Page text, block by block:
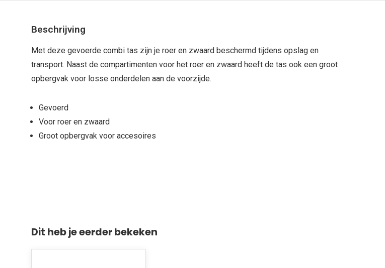
Beschrijving
Met deze gevoerde combi tas zijn je roer en zwaard beschermd tijdens opslag en
transport. Naast de compartimenten voor het roer en zwaard heeft de tas ook een groot
opbergvak voor losse onderdelen aan de voorzijde.
Gevoerd
Voor roer en zwaard
Groot opbergvak voor accesoires
Dit heb je eerder bekeken